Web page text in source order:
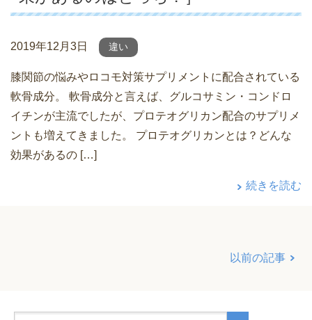
2019年12月3日 違い
膝関節の悩みやロコモ対策サプリメントに配合されている
軟骨成分。 軟骨成分と言えば、グルコサミン・コンドロ
イチンが主流でしたが、プロテオグリカン配合のサプリメ
ントも増えてきました。 プロテオグリカンとは？どんな
効果があるの […]
続きを読む
以前の記事